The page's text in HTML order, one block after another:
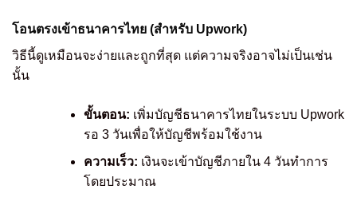
โอนตรงเข้าธนาคารไทย (สำหรับ Upwork)
วิธีนี้ดูเหมือนจะง่ายและถูกที่สุด แต่ความจริงอาจไม่เป็นเช่น
นั้น
ขั้นตอน: เพิ่มบัญชีธนาคารไทยในระบบ Upwork
รอ 3 วันเพื่อให้บัญชีพร้อมใช้งาน
ความเร็ว: เงินจะเข้าบัญชีภายใน 4 วันทำการ
โดยประมาณ